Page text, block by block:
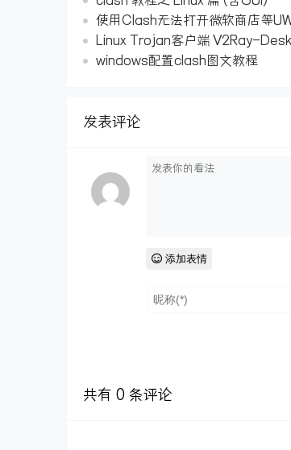
使用Clash无法打开微软商店等
Linux Trojan客户端 V2Ray-
windows配置clash图文教程
发表评论
添加表情
共有 0 条评论